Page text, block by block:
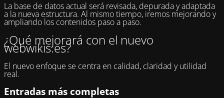
La base de datos actual será revisada, depurada y adaptada
a la nueva estructura. Al mismo tiempo, iremos mejorando y
ampliando los contenidos paso a paso.
¿Qué mejorará con el nuevo
webwikis.es?
El nuevo enfoque se centra en calidad, claridad y utilidad
real.
Entradas más completas